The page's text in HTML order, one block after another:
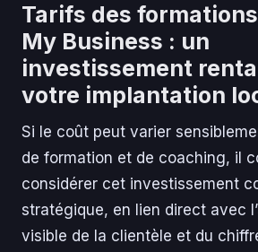
Tarifs des
My Business : un
investissement
votre implantation
Si le coût peut varier
de formation et de coaching, il
considérer cet investissement
stratégique, en lien direct avec
visible de la clientèle et du